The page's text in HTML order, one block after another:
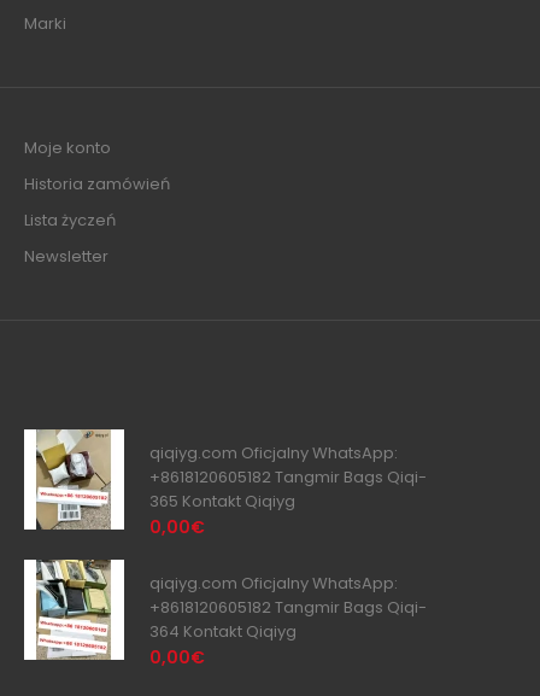
Marki
Moje konto
Historia zamówień
Lista życzeń
Newsletter
qiqiyg.com Oficjalny WhatsApp:
+8618120605182 Tangmir Bags Qiqi-
365 Kontakt Qiqiyg
0,00€
qiqiyg.com Oficjalny WhatsApp:
+8618120605182 Tangmir Bags Qiqi-
364 Kontakt Qiqiyg
0,00€